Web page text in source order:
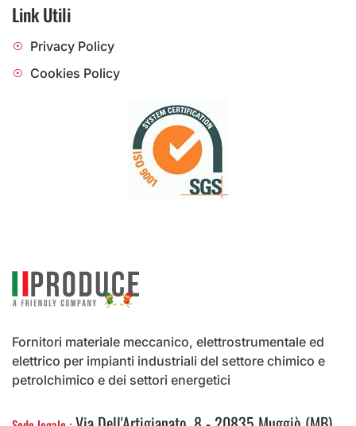
Fornitori materiale meccanico, elettrostrumentale ed
elettrico per impianti industriali del settore chimico e
petrolchimico e dei settori energetici
Link Utili
Privacy Policy
Cookies Policy